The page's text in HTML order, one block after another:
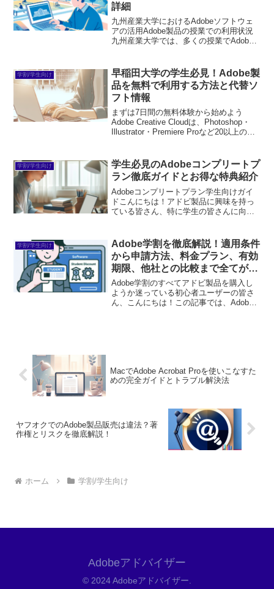
詳細
九州産業大学におけるAdobeソフトウェ
アの活用Adobe製品の授業での利用状況
九州産業大学では、多くの授業でAdobe
でその機能を活かし、学生たちの創造力
を引き出し...
学割/学生向け
早稲田大学の学生必見！Adobe製
品を無料で利用する方法と代替ソ
フト情報
まずは7日間の無料体験から始めよう
Adobe Creative Cloudは、Photoshop・
Illustrator・Premiere Proなど20以上のア
→※...
学割/学生向け
学生必見のAdobeコンプリートプ
ラン徹底ガイドとお得な特典紹介
Adobeコンプリートプラン学生向けガイ
ドこんにちは！アドビ製品に興味を持っ
ている皆さん、特に学生の皆さんに向け
ドビ製品はクリエイティブな作業をサポ
ートするための強...
学割/学生向け
Adobe学割を徹底解説！適用条件
から申請方法、料金プラン、有効
期限、他社との比較まで全てがわ
かる
Adobe学割のすべてアドビ製品を購入し
ようか迷っている初心者ユーザーの皆さ
ん、こんにちは！この記事では、Adobe
MacでAdobe Acrobat Proを使いこなすた
めの完全ガイドとトラブル解決法
ヤフオクでのAdobe製品販売は違法？著
作権とリスクを徹底解説！
ホーム 学割/学生向け
Adobeアドバイザー
© 2024 Adobeアドバイザー.